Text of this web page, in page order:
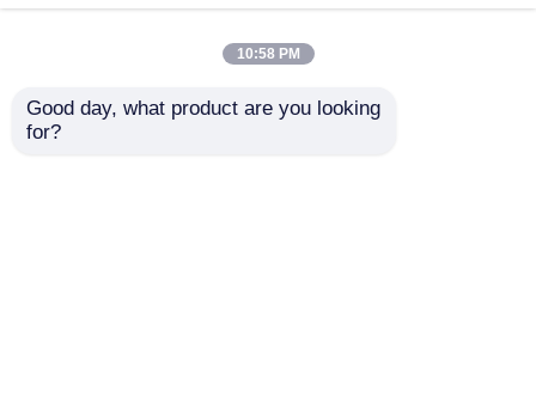
110000rpm Katlanabilir
Kurutma Makinesi
10:58 PM
Good day, what product are you looking
for?